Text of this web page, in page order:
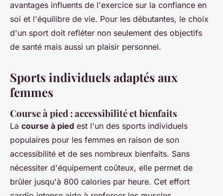
avantages influents de l'exercice sur la confiance en
soi et l'équilibre de vie. Pour les débutantes, le choix
d'un sport doit refléter non seulement des objectifs
de santé mais aussi un plaisir personnel.
Sports individuels adaptés aux
femmes
Course à pied : accessibilité et bienfaits
La course à pied est l'un des sports individuels
populaires pour les femmes en raison de son
accessibilité et de ses nombreux bienfaits. Sans
nécessiter d'équipement coûteux, elle permet de
brûler jusqu'à 800 calories par heure. Cet effort